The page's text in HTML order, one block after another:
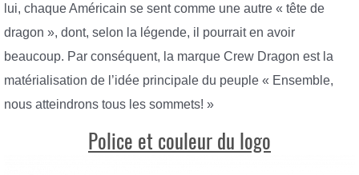
lui, chaque Américain se sent comme une autre « tête de
dragon », dont, selon la légende, il pourrait en avoir
beaucoup. Par conséquent, la marque Crew Dragon est la
matérialisation de l’idée principale du peuple « Ensemble,
nous atteindrons tous les sommets! »
Police et couleur du logo